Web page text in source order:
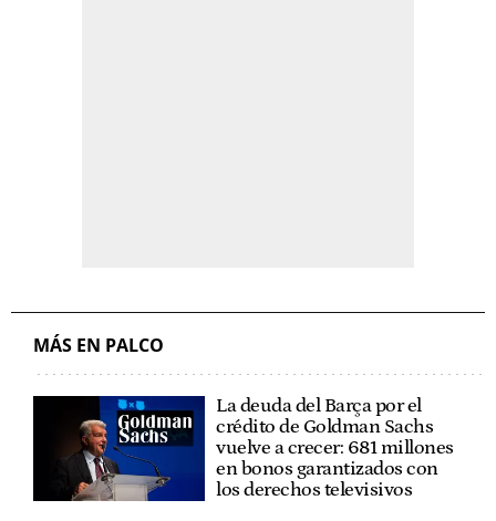
MÁS EN PALCO
La deuda del Barça por el
crédito de Goldman Sachs
vuelve a crecer: 681 millones
en bonos garantizados con
los derechos televisivos